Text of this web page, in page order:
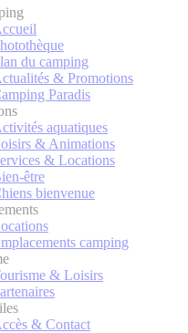
du camping
& Promotions
Paradis
aquatiques
& Animations
& Locations
être
bienvenue
camping
& Loisirs
& Contact